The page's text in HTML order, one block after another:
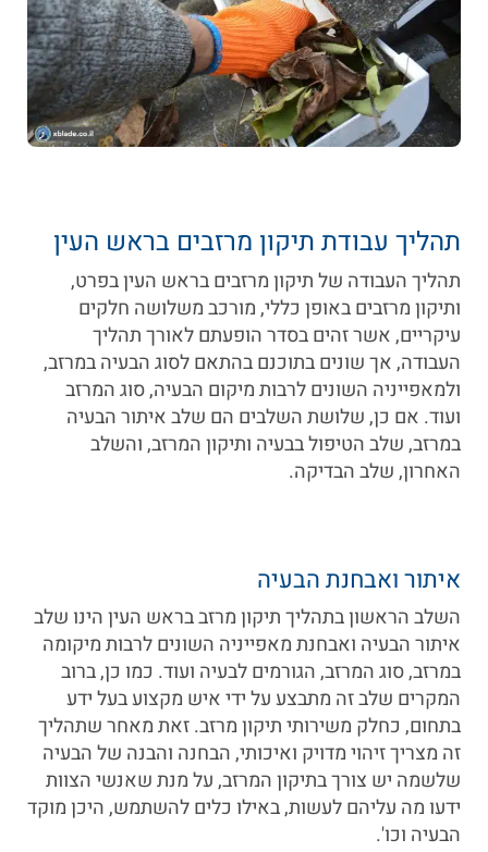
תהליך עבודת תיקון מרזבים בראש העין
תהליך העבודה של תיקון מרזבים בראש העין בפרט,
ותיקון מרזבים באופן כללי, מורכב משלושה חלקים
עיקריים, אשר זהים בסדר הופעתם לאורך תהליך
העבודה, אך שונים בתוכנם בהתאם לסוג הבעיה במרזב,
ולמאפייניה השונים לרבות מיקום הבעיה, סוג המרזב
ועוד. אם כן, שלושת השלבים הם שלב איתור הבעיה
במרזב, שלב הטיפול בבעיה ותיקון המרזב, והשלב
האחרון, שלב הבדיקה.
איתור ואבחנת הבעיה
השלב הראשון בתהליך תיקון מרזב בראש העין הינו שלב
איתור הבעיה ואבחנת מאפייניה השונים לרבות מיקומה
במרזב, סוג המרזב, הגורמים לבעיה ועוד. כמו כן, ברוב
המקרים שלב זה מתבצע על ידי איש מקצוע בעל ידע
בתחום, כחלק משירותי תיקון מרזב. זאת מאחר שתהליך
זה מצריך זיהוי מדויק ואיכותי, הבחנה והבנה של הבעיה
שלשמה יש צורך בתיקון המרזב, על מנת שאנשי הצוות
ידעו מה עליהם לעשות, באילו כלים להשתמש, היכן מוקד
הבעיה וכו'.